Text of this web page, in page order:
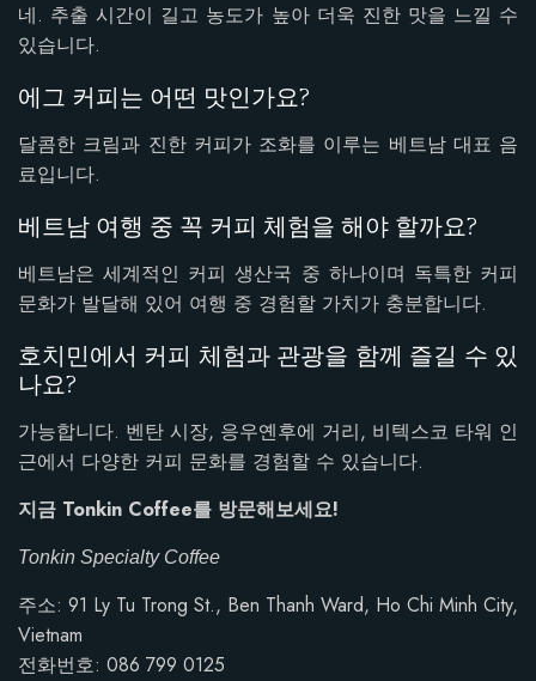
네. 추출 시간이 길고 농도가 높아 더욱 진한 맛을 느낄 수
있습니다.
에그 커피는 어떤 맛인가요?
달콤한 크림과 진한 커피가 조화를 이루는 베트남 대표 음
료입니다.
베트남 여행 중 꼭 커피 체험을 해야 할까요?
베트남은 세계적인 커피 생산국 중 하나이며 독특한 커피
문화가 발달해 있어 여행 중 경험할 가치가 충분합니다.
호치민에서 커피 체험과 관광을 함께 즐길 수 있
나요?
가능합니다. 벤탄 시장, 응우옌후에 거리, 비텍스코 타워 인
근에서 다양한 커피 문화를 경험할 수 있습니다.
지금 Tonkin Coffee를 방문해보세요!
Tonkin Specialty Coffee
주소: 91 Ly Tu Trong St., Ben Thanh Ward, Ho Chi Minh City,
Vietnam
전화번호: 086 799 0125